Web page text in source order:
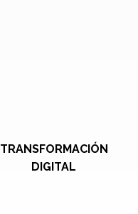
TRANSFORMACIÓN
DIGITAL